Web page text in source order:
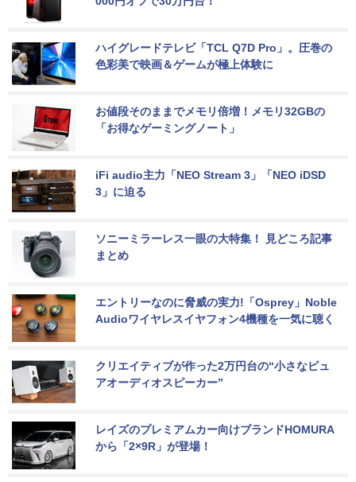
ハイグレードテレビ「TCL Q7D Pro」。圧巻の
色彩美で映画＆ゲームが極上体験に
お値段そのままでメモリ倍増！メモリ32GBの
「お得なゲーミングノート」
iFi audio主力「NEO Stream 3」「NEO iDSD
3」に迫る
ソニーミラーレス一眼の大特集！ 見どころ記事
まとめ
エントリーなのに脅威の実力!「Osprey」Noble
Audioワイヤレスイヤフォン4機種を一気に聴く
クリエイティブが作った2万円台の“小さなピュ
アオーディオスピーカー”
レイズのプレミアムカー向けブランドHOMURA
から「2×9R」が登場！